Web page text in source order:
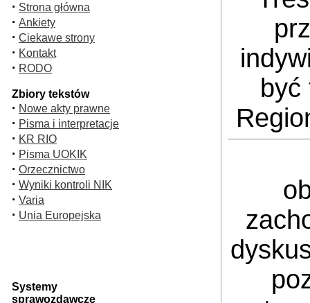
· Strona główna
· Ankiety
· Ciekawe strony
· Kontakt
· RODO
Zbiory tekstów
· Nowe akty prawne
· Pisma i interpretacje
· KR RIO
· Pisma UOKIK
· Orzecznictwo
· Wyniki kontroli NIK
· Varia
· Unia Europejska
Systemy
sprawozdawcze